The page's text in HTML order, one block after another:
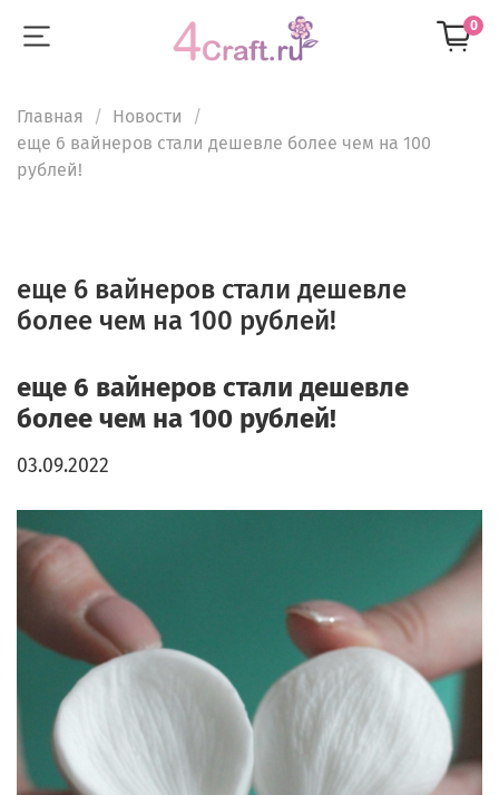
0
Главная
Новости
еще 6 вайнеров стали дешевле более чем на 100
рублей!
еще 6 вайнеров стали дешевле
более чем на 100 рублей!
еще 6 вайнеров стали дешевле
более чем на 100 рублей!
03.09.2022